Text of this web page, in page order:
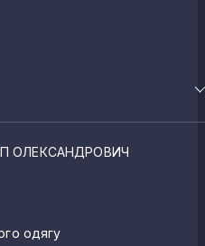
ОЛЕКСАНДРОВИЧ
одягу